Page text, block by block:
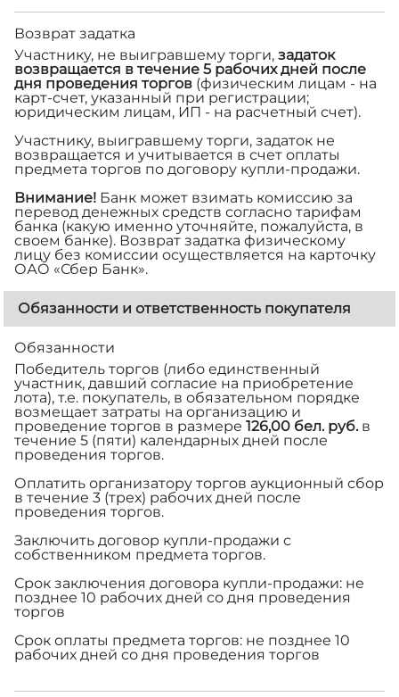
Возврат задатка
Участнику, не выигравшему торги, задаток
возвращается в течение 5 рабочих дней после
дня проведения торгов (физическим лицам - на
карт-счет, указанный при регистрации;
юридическим лицам, ИП - на расчетный счет).
Участнику, выигравшему торги, задаток не
возвращается и учитывается в счет оплаты
предмета торгов по договору купли-продажи.
Внимание! Банк может взимать комиссию за
перевод денежных средств согласно тарифам
банка (какую именно уточняйте, пожалуйста, в
своем банке). Возврат задатка физическому
лицу без комиссии осуществляется на карточку
ОАО «Сбер Банк».
Обязанности и ответственность покупателя
Обязанности
Победитель торгов (либо единственный
участник, давший согласие на приобретение
лота), т.е. покупатель, в обязательном порядке
возмещает затраты на организацию и
проведение торгов в размере 126,00 бел. руб.в
течение 5 (пяти) календарных дней после
проведения торгов.
Оплатить организатору торгов аукционный сбор
в течение 3 (трех) рабочих дней после
проведения торгов.
Заключить договор купли-продажи с
собственником предмета торгов.
Срок заключения договора купли-продажи: не
позднее 10 рабочих дней со дня проведения
торгов
Срок оплаты предмета торгов: не позднее 10
рабочих дней со дня проведения торгов